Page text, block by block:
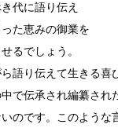
代に語り伝え
た恵みの御業を
でしょう。
語り伝えて生きる喜
で伝承され編纂され
のです。このような